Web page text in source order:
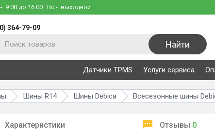
- 9:00 до 16:00 Вс - выходной
364-79-09
Найти
Датчики TPMS Услуги сервиса
Шины R14 Шины Debica Всесезонные шины
Характеристики Отзывы 0